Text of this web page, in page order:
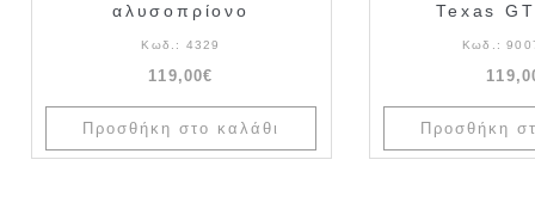
αλυσοπρίονο
Κωδ.: 4329
119,00€
Texas
Κωδ.: